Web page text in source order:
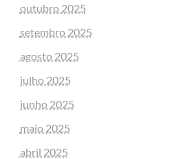
outubro 2025
setembro 2025
agosto 2025
julho 2025
junho 2025
maio 2025
abril 2025